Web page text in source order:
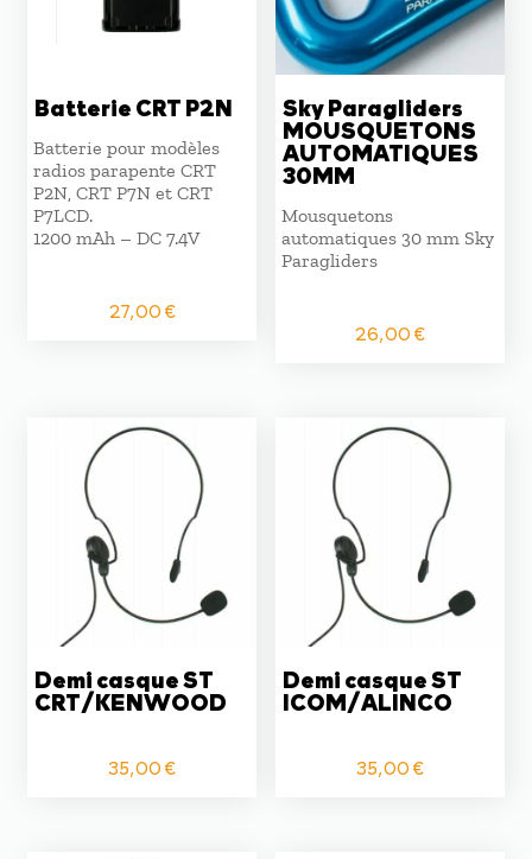
Batterie CRT P2N
Batterie pour modèles
radios parapente CRT
P2N, CRT P7N et CRT
P7LCD.
1200 mAh – DC 7.4V
27,00€
Sky Paragliders
MOUSQUETONS
AUTOMATIQUES
30MM
Mousquetons
automatiques 30 mm Sky
Paragliders
26,00€
Demi casque ST
CRT/KENWOOD
35,00€
Demi casque ST
ICOM/ALINCO
35,00€